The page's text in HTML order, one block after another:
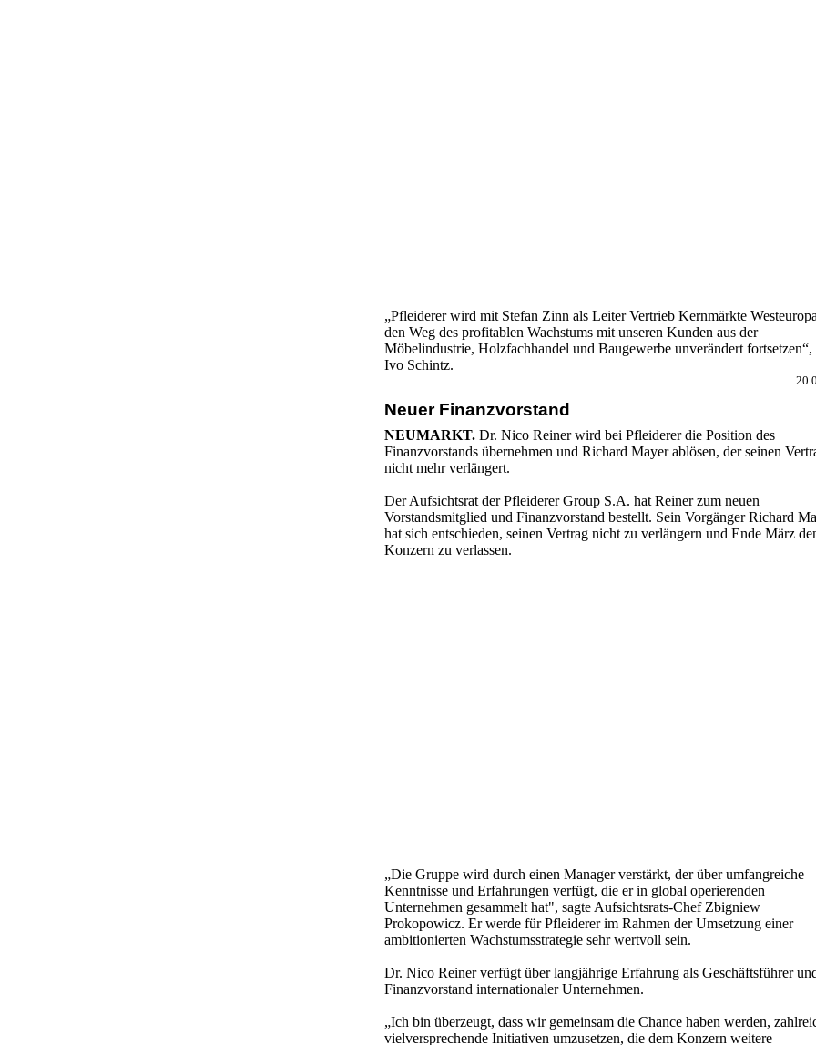
„Pfleiderer wird mit Stefan Zinn als Leiter Vertrieb Kernmärkte Westeuropa
den Weg des profitablen Wachstums mit unseren Kunden aus der
Möbelindustrie, Holzfachhandel und Baugewerbe unverändert fortsetzen“,
Ivo Schintz.
Neuer Finanzvorstand
NEUMARKT. Dr. Nico Reiner wird bei Pfleiderer die Position des
Finanzvorstands übernehmen und Richard Mayer ablösen, der seinen
nicht mehr verlängert.
Der Aufsichtsrat der Pfleiderer Group S.A. hat Reiner zum neuen
Vorstandsmitglied und Finanzvorstand bestellt. Sein Vorgänger Richard
hat sich entschieden, seinen Vertrag nicht zu verlängern und Ende März
Konzern zu verlassen.
„Die Gruppe wird durch einen Manager verstärkt, der über umfangreiche
Kenntnisse und Erfahrungen verfügt, die er in global operierenden
Unternehmen gesammelt hat", sagte Aufsichtsrats-Chef Zbigniew
Prokopowicz. Er werde für Pfleiderer im Rahmen der Umsetzung einer
ambitionierten Wachstumsstrategie sehr wertvoll sein.
Dr. Nico Reiner verfügt über langjährige Erfahrung als Geschäftsführer
Finanzvorstand internationaler Unternehmen.
„Ich bin überzeugt, dass wir gemeinsam die Chance haben werden,
vielversprechende Initiativen umzusetzen, die dem Konzern weitere